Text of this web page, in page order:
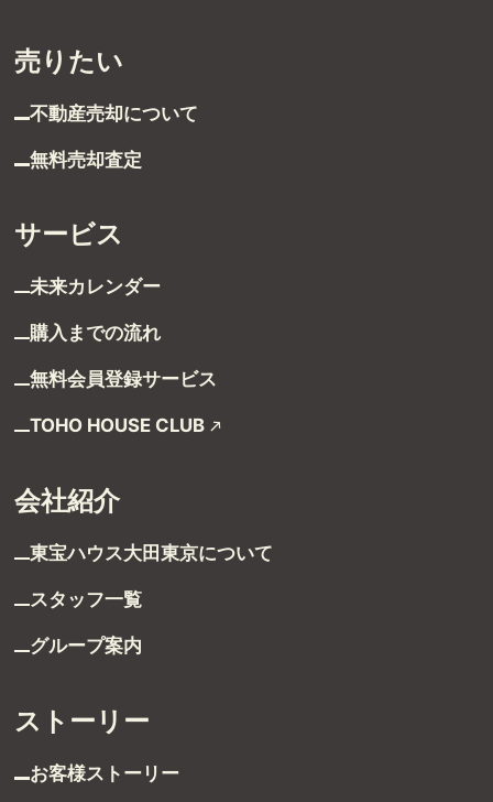
売りたい
不動産売却について
無料売却査定
サービス
未来カレンダー
購入までの流れ
無料会員登録サービス
TOHO HOUSE CLUB
会社紹介
東宝ハウス大田東京について
スタッフ一覧
グループ案内
ストーリー
お客様ストーリー
ストーリー
お客様ストーリー
お客様の声
お客様の声一覧
受付時間 9:00～21:00
TEL：03-6629-4880
FAX：03-5711-8828